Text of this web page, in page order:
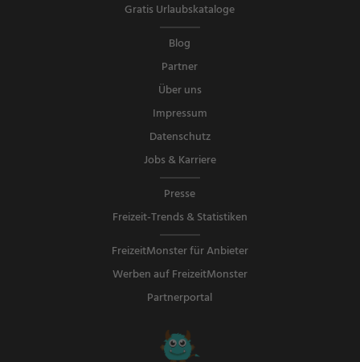
Gratis Urlaubskataloge
Blog
Partner
Über uns
Impressum
Datenschutz
Jobs & Karriere
Presse
Freizeit-Trends & Statistiken
FreizeitMonster für Anbieter
Werben auf FreizeitMonster
Partnerportal